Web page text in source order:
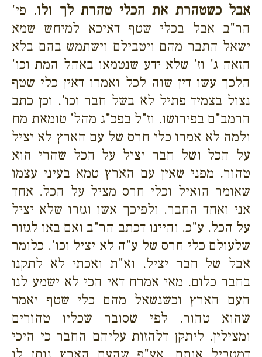
אבל כשטהרת את הכלי טהרת לך ולו. פי'
הר"ב אבל בכלי שטף דאיכא למיחש שמא
ישאל התבר מהם ויטבילם וישתמש בהם בלא
הזאה ג' וז' שלא ידע שנטמאו באהל המת וכו'
הלכך עשו דין שוה לכל ואמרו דאין כלי שטף
נצול בצמיד פתיל לא בשל חבר וכו'. וכן כתב
הרמב"ם בפירושו. וז"ל בפכ"ג מהל' טומאת מח
ולמה לא אמרו כלי חרס של עם הארץ לא יציל
על הכל ושל חבר יציל על הכל שהרי הוא
טהור. מפני שאין עם הארץ טמא בעיני עצמו
שאומר הואיל וכלי חרס מציל על הכל. אחד
אני ואחד החבר. ולפיכך אשו וגזרו שלא יציל
על הכל. ע"כ. והיינו דכתב הר"ב ואם באו לגזור
שלעולם כלי חרס של ע"ה לא יציל וכו'. כלומר
אבל של חבר יציל. וא"ת ואכתי לא לתקנו
בחבר כלום. מאי אמרח דאי הכי לא ישמע לנו
העם הארץ וכשנשאל מהם כלי שטף יאמר
שהוא טהור. לפי שסובר שכליו טהורים
ומצילין. ליתקן דלהזות עליהם החבר כי היכי